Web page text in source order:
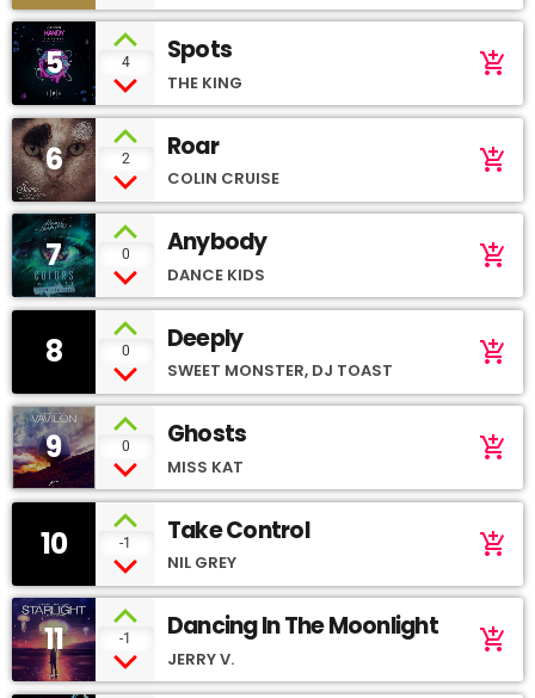
5 4 Spots
THE KING
add_shopping_cart
6 2 Roar
COLIN CRUISE
add_shopping_cart
7 0 Anybody
DANCE KIDS
add_shopping_cart
8 0 Deeply
SWEET MONSTER, DJ TOAST
add_shopping_cart
9 0 Ghosts
MISS KAT
add_shopping_cart
10 -1 Take Control
NIL GREY
add_shopping_cart
11 -1 Dancing In The Moonlight
JERRY V.
add_shopping_cart